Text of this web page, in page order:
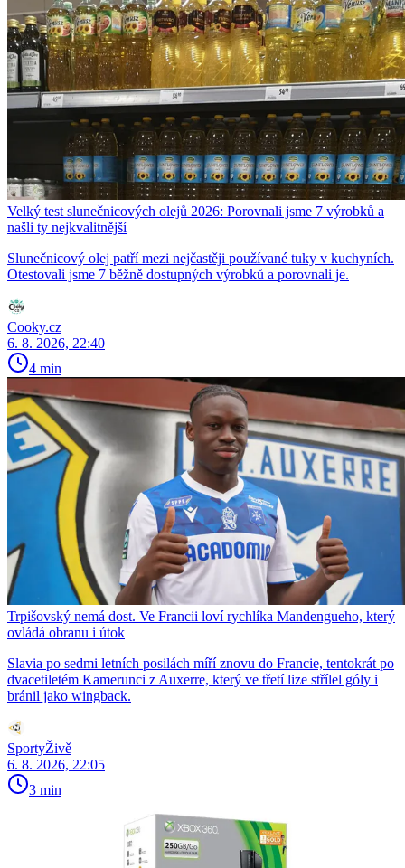
Velký test slunečnicových olejů 2026: Porovnali jsme 7 výrobků a
našli ty nejkvalitnější
Slunečnicový olej patří mezi nejčastěji používané tuky v kuchyních.
Otestovali jsme 7 běžně dostupných výrobků a porovnali je.
Cooky.cz
6. 8. 2026, 22:40
4 min
Trpišovský nemá dost. Ve Francii loví rychlíka Mandengueho, který
ovládá obranu i útok
Slavia po sedmi letních posilách míří znovu do Francie, tentokrát po
dvacetiletém Kamerunci z Auxerre, který ve třetí lize střílel góly i
bránil jako wingback.
SportyŽivě
6. 8. 2026, 22:05
3 min